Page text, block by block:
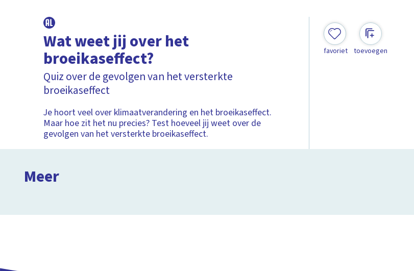
Wat weet jij over het
broeikaseffect?
Quiz over de gevolgen van het versterkte
broeikaseffect
Je hoort veel over klimaatverandering en het broeikaseffect.
Maar hoe zit het nu precies? Test hoeveel jij weet over de
gevolgen van het versterkte broeikaseffect.
favoriet toevoegen
Meer
Clipphanger